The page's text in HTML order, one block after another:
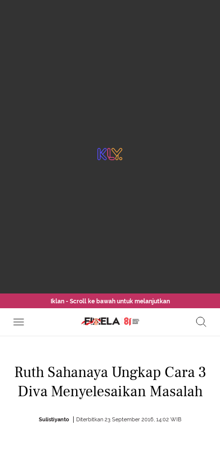
Iklan - Scroll ke bawah untuk melanjutkan
Ruth Sahanaya Ungkap Cara 3
Diva Menyelesaikan Masalah
Sulistiyanto Diterbitkan 23 September 2016, 14:02 WIB